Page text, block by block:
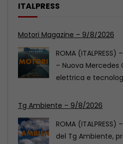
ITALPRESS
Tg Ambiente – 9/8/2026
ROMA
del Tg Ambiente,
in collaborazione
Xinjiang, giovani calciatori
incontrano grazie a sport
Uno scambio